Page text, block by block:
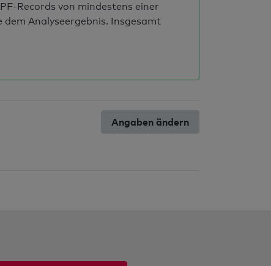
Records von mindestens einer
Analyseergebnis. Insgesamt
Angaben ändern